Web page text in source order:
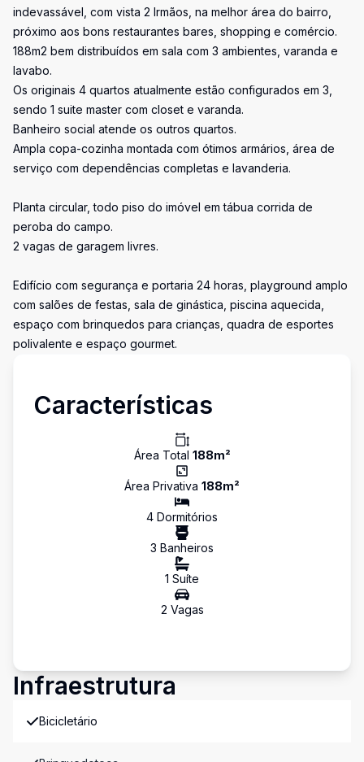
indevassável, com vista 2 Irmãos, na melhor área do bairro,
próximo aos bons restaurantes bares, shopping e comércio.
188m2 bem distribuídos em sala com 3 ambientes, varanda e
lavabo.
Os originais 4 quartos atualmente estão configurados em 3,
sendo 1 suite master com closet e varanda.
Banheiro social atende os outros quartos.
Ampla copa-cozinha montada com ótimos armários, área de
serviço com dependências completas e lavanderia.
Planta circular, todo piso do imóvel em tábua corrida de
peroba do campo.
2 vagas de garagem livres.
Edifício com segurança e portaria 24 horas, playground amplo
com salões de festas, sala de ginástica, piscina aquecida,
espaço com brinquedos para crianças, quadra de esportes
polivalente e espaço gourmet.
Características
Área Total 188m²
Área Privativa 188m²
4 Dormitórios
3 Banheiros
1 Suíte
2 Vagas
Infraestrutura
Bicicletário